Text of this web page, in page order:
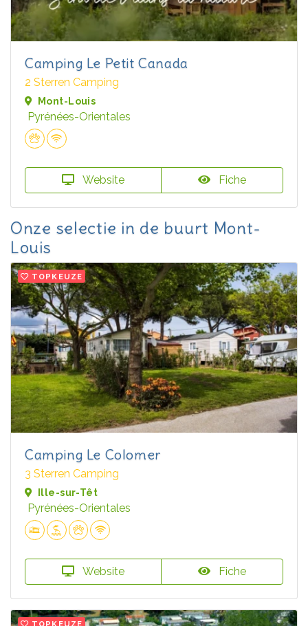
Camping Le Petit Canada
2 Sterren Camping
Mont-Louis
Pyrénées-Orientales
Website Fiche
Onze selectie in de buurt Mont-
Louis
TOPKEUZE
Camping Le Colomer
3 Sterren Camping
Ille-sur-Têt
Pyrénées-Orientales
Website Fiche
TOPKEUZE